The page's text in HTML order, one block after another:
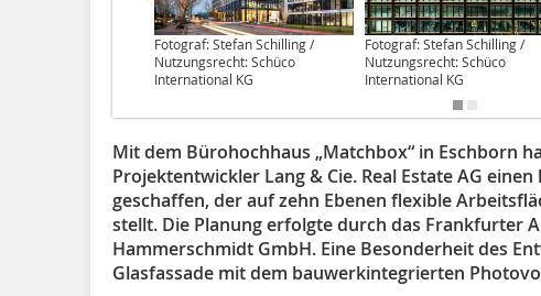
Fotograf: Stefan Schilling /
Nutzungsrecht: Schüco
International KG
Fotograf: Stefan Schilling /
Nutzungsrecht: Schüco
International KG
Mit dem Bürohochhaus „Matchbox“ in Eschborn
Projektentwickler Lang & Cie. ­Real Estate AG
geschaffen, der auf zehn Ebenen flexible
stellt. Die Planung erfolgte durch das Frankfurter
Hammerschmidt GmbH. Eine Besonderheit des
Glasfassade mit dem bauwerkintegrierten